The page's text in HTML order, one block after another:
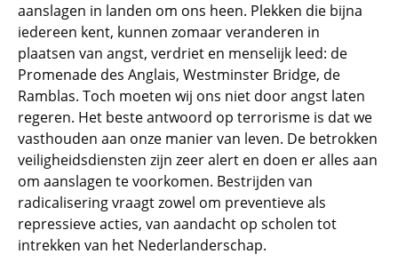
aanslagen in landen om ons heen. Plekken die bijna
iedereen kent, kunnen zomaar veranderen in
plaatsen van angst, verdriet en menselijk leed: de
Promenade des Anglais, Westminster Bridge, de
Ramblas. Toch moeten wij ons niet door angst laten
regeren. Het beste antwoord op terrorisme is dat we
vasthouden aan onze manier van leven. De betrokken
veiligheidsdiensten zijn zeer alert en doen er alles aan
om aanslagen te voorkomen. Bestrijden van
radicalisering vraagt zowel om preventieve als
repressieve acties, van aandacht op scholen tot
intrekken van het Nederlanderschap.